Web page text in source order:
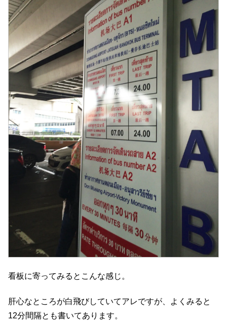
看板に寄ってみるとこんな感じ。
肝心なところが白飛びしていてアレですが、よくみると
12分間隔とも書いてあります。